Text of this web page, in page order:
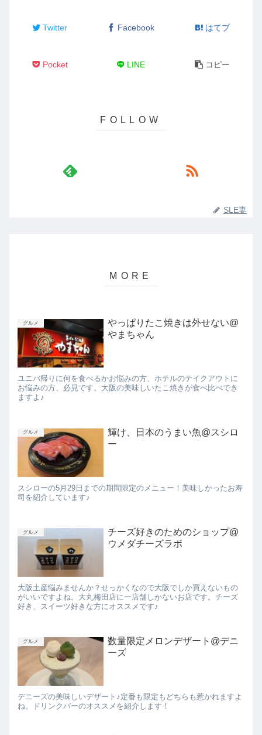
Twitter Facebook はてブ
Pocket LINE コピー
SLE妻
グルメ
やっぱりたこ焼きは外せない@
やまちゃん
ユニバ帰りに何を食べるかお悩みの方、ホテルのテイクアウトに
お悩みの方、必見です。大阪の美味しいたこ焼きが食べ比べでき
ますよ♪
グルメ
輝け、日本のうまい魚@スシロ
ー
スシローの5月29日までの期間限定のメニュー！美味しかったお寿
司を紹介しています♪
グルメ
チーズ好きのためのショップ@
ウメダチーズラボ
大阪土産悩みませんか？せっかくなので大阪でしか買えないもの
がいいですよね。大丸梅田店に一店舗しかないお店です。チーズ
好き、スイーツ好きな方にオススメです♪
グルメ
数量限定メロンデザート@デニ
ーズ
デニーズの美味しいデザート♪定番も限定もどちらも惹かれますよ
ね。ドリンクバーのオススメを紹介します！